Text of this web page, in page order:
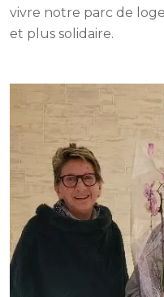
vivre notre parc de
et plus solidaire.